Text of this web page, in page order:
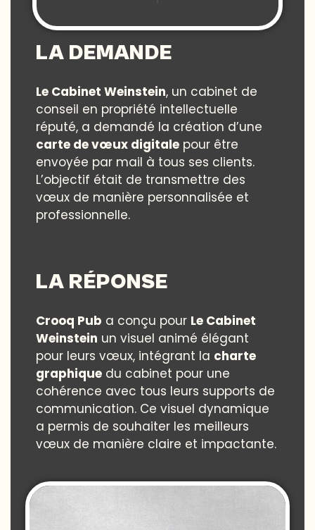
LA DEMANDE
Le Cabinet Weinstein, un cabinet de
conseil en propriété intellectuelle
réputé, a demandé la création d’une
carte de vœux digitalepour être
envoyée par mail à tous ses clients.
L’objectif était de transmettre des
vœux de manière personnalisée et
professionnelle.
LA RÉPONSE
Crooq Pub a conçu pour Le Cabinet
Weinstein un visuel animé élégant
pour leurs vœux, intégrant la charte
graphiquedu cabinet pour une
cohérence avec tous leurs supports de
communication. Ce visuel dynamique
a permis de souhaiter les meilleurs
vœux de manière claire et impactante.